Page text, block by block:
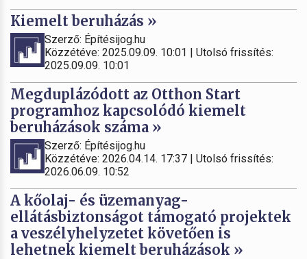
Kiemelt beruházás »
Szerző: Építésijog.hu
Közzétéve: 2025.09.09. 10:01 | Utolsó frissítés:
2025.09.09. 10:01
Megduplázódott az Otthon Start
programhoz kapcsolódó kiemelt
beruházások száma »
Szerző: Építésijog.hu
Közzétéve: 2026.04.14. 17:37 | Utolsó frissítés:
2026.06.09. 10:52
A kőolaj- és üzemanyag-
ellátásbiztonságot támogató projektek
a veszélyhelyzetet követően is
lehetnek kiemelt beruházások »